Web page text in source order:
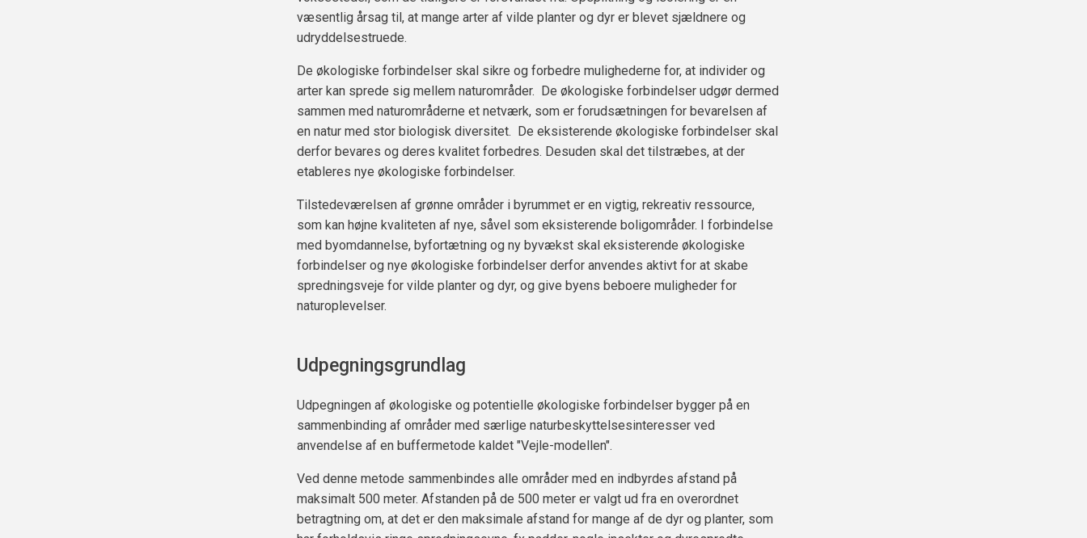
væsentlig årsag til, at mange arter af vilde planter og dyr er blevet sjældnere og
udryddelsestruede.
De økologiske forbindelser skal sikre og forbedre mulighederne for, at individer og
arter kan sprede sig mellem naturområder. De økologiske forbindelser udgør dermed
sammen med naturområderne et netværk, som er forudsætningen for bevarelsen af
en natur med stor biologisk diversitet. De eksisterende økologiske forbindelser skal
derfor bevares og deres kvalitet forbedres. Desuden skal det tilstræbes, at der
etableres nye økologiske forbindelser.
Tilstedeværelsen af grønne områder i byrummet er en vigtig, rekreativ ressource,
som kan højne kvaliteten af nye, såvel som eksisterende boligområder. I forbindelse
med byomdannelse, byfortætning og ny byvækst skal eksisterende økologiske
forbindelser og nye økologiske forbindelser derfor anvendes aktivt for at skabe
spredningsveje for vilde planter og dyr, og give byens beboere muligheder for
naturoplevelser.
Udpegningsgrundlag
Udpegningen af økologiske og potentielle økologiske forbindelser bygger på en
sammenbinding af områder med særlige naturbeskyttelsesinteresser ved
anvendelse af en buffermetode kaldet "Vejle-modellen".
Ved denne metode sammenbindes alle områder med en indbyrdes afstand på
maksimalt 500 meter. Afstanden på de 500 meter er valgt ud fra en overordnet
betragtning om, at det er den maksimale afstand for mange af de dyr og planter, som